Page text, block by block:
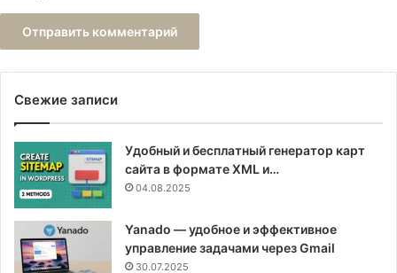
Свежие записи
Удобный и бесплатный генератор карт
сайта в формате XML и…
04.08.2025
Yanado — удобное и эффективное
управление задачами через Gmail
30.07.2025